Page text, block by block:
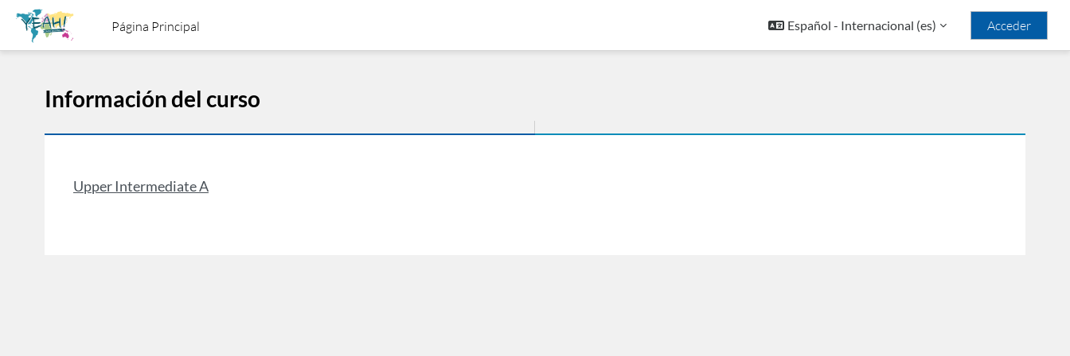
Salta al contenido principal
Página Principal Español - Internacional ‎(es)‎ Acceder
Información del curso
Upper Intermediate A